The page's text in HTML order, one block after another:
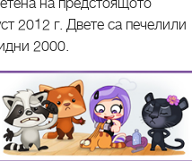
на предстоящото
2012 г. Двете са печелили
2000.